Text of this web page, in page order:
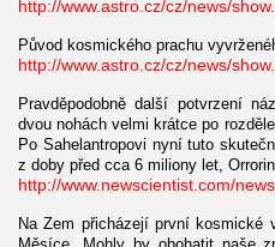
http://www.astro.cz/cz/news/
Původ kosmického prachu
http://www.astro.cz/cz/news/
Pravděpodobně další potvrzení
dvou nohách velmi krátce po
Po Sahelantropovi nyní tuto
z doby před cca 6 miliony let,
http://www.newscientist.com/
Na Zem přicházejí první kosmické
Měsíce. Mohly by obohatit naše